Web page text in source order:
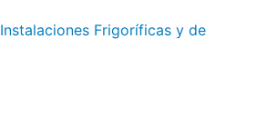
Instalaciones Frigoríficas y de